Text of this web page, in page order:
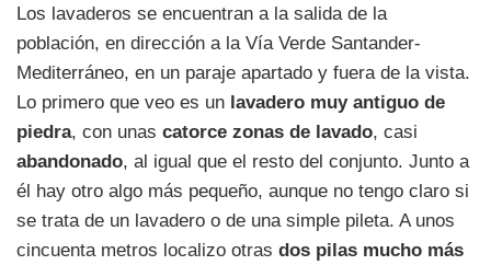
Los lavaderos se encuentran a la salida de la
población, en dirección a la Vía Verde Santander-
Mediterráneo, en un paraje apartado y fuera de la vista.
Lo primero que veo es un lavadero muy antiguo de
piedra, con unas catorce zonas de lavado, casi
abandonado, al igual que el resto del conjunto. Junto a
él hay otro algo más pequeño, aunque no tengo claro si
se trata de un lavadero o de una simple pileta. A unos
cincuenta metros localizo otras dos pilas mucho más